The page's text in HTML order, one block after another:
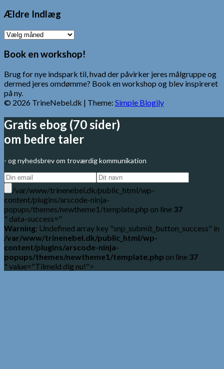
Ældre Indlæg
Ældre
Indlæg
Book en workshop!
Brug for nye indspark til, hvad der påvirker jeres målgruppe og
dermed jeres omdømme? Book en workshop og blev inspireret
på ny.
© 2026 TrineNebel.dk | Theme: Simple Blogily
Gratis ebog (70 sider)
om bedre taler
- og nyhedsbrev om troværdig kommunikation
/var/www/trinenebel.dk/public_html/wp-
content/plugins/arscode-ninja-
popups/themes/newtheme1/template.php on line 37
" data-success="
Warning: Undefined array key "snp_submit_button_success" in
/var/www/trinenebel.dk/public_html/wp-
content/plugins/arscode-ninja-
popups/themes/newtheme1/template.php on line 37
" value="Tilmeld dig nu!">